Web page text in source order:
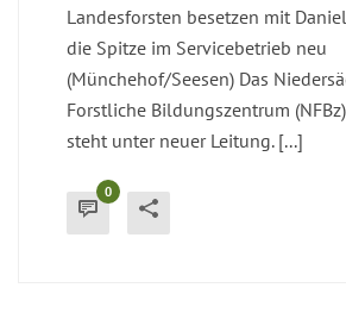
Landesforsten besetzen mit
die Spitze im Servicebetrieb neu
(Münchehof/Seesen) Das
Forstliche Bildungszentrum
steht unter neuer Leitung. [...]
0